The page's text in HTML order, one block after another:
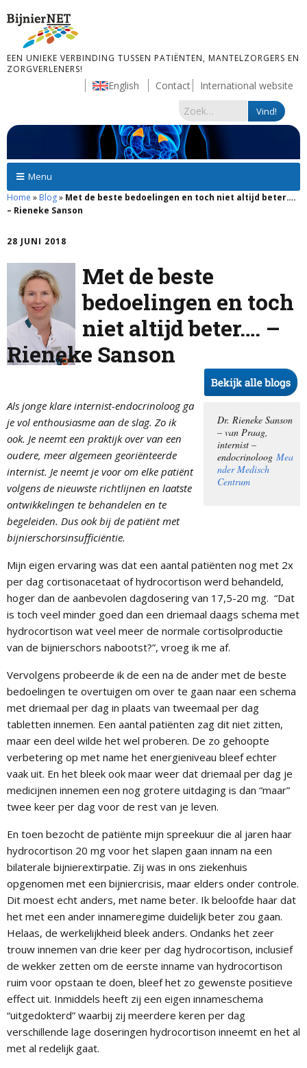
EEN UNIEKE VERBINDING TUSSEN PATIËNTEN, MANTELZORGERS EN
ZORGVERLENERS!
English Contact International website
Menu
Home » Blog» Met de beste bedoelingen en toch niet altijd beter….
– Rieneke Sanson
28 JUNI 2018
Met de beste
bedoelingen en toch
niet altijd beter…. –
Rieneke Sanson
Dr. Rieneke Sanson
– van Praag,
internist –
endocrinoloog Mea
nder Medisch
Centrum
Als jonge klare internist-endocrinoloog ga
je vol enthousiasme aan de slag. Zo ik
ook. Je neemt een praktijk over van een
oudere, meer algemeen georiënteerde
internist. Je neemt je voor om elke patiënt
volgens de nieuwste richtlijnen en laatste
ontwikkelingen te behandelen en te
begeleiden. Dus ook bij de patiënt met
bijnierschorsinsufficiëntie.
Mijn eigen ervaring was dat een aantal patiënten nog met 2x
per dag cortisonacetaat of hydrocortison werd behandeld,
hoger dan de aanbevolen dagdosering van 17,5-20 mg. “Dat
is toch veel minder goed dan een driemaal daags schema met
hydrocortison wat veel meer de normale cortisolproductie
van de bijnierschors nabootst?”, vroeg ik me af.
Vervolgens probeerde ik de een na de ander met de beste
bedoelingen te overtuigen om over te gaan naar een schema
met driemaal per dag in plaats van tweemaal per dag
tabletten innemen. Een aantal patiënten zag dit niet zitten,
maar een deel wilde het wel proberen. De zo gehoopte
verbetering op met name het energieniveau bleef echter
vaak uit. En het bleek ook maar weer dat driemaal per dag je
medicijnen innemen een nog grotere uitdaging is dan “maar”
twee keer per dag voor de rest van je leven.
En toen bezocht de patiënte mijn spreekuur die al jaren haar
hydrocortison 20 mg voor het slapen gaan innam na een
bilaterale bijnierextirpatie. Zij was in ons ziekenhuis
opgenomen met een bijniercrisis, maar elders onder controle.
Dit moest echt anders, met name beter. Ik beloofde haar dat
het met een ander innameregime duidelijk beter zou gaan.
Helaas, de werkelijkheid bleek anders. Ondanks het zeer
trouw innemen van drie keer per dag hydrocortison, inclusief
de wekker zetten om de eerste inname van hydrocortison
ruim voor opstaan te doen, bleef het zo gewenste positieve
effect uit. Inmiddels heeft zij een eigen innameschema
“uitgedokterd” waarbij zij meerdere keren per dag
verschillende lage doseringen hydrocortison inneemt en het al
met al redelijk gaat.